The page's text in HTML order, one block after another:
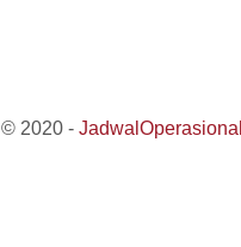
© 2020 - JadwalOperasional